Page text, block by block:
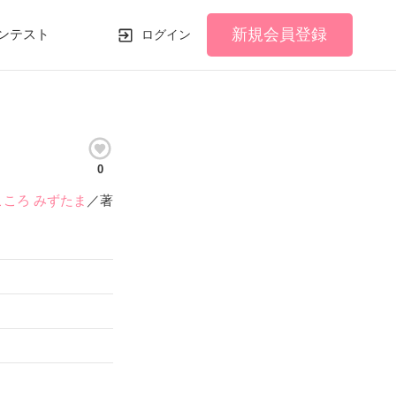
テスト ログイン 新規会員登録
0
ころ みずたま ／著